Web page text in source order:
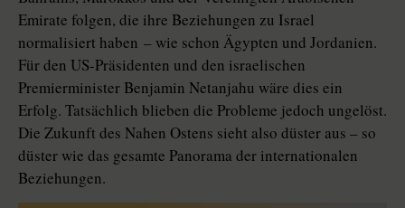
Emirate folgen, die ihre Beziehungen zu Israel
normalisiert haben – wie schon Ägypten und Jordanien.
Für den US-Präsidenten und den israelischen
Premierminister Benjamin Netanjahu wäre dies ein
Erfolg. Tatsächlich blieben die Probleme jedoch ungelöst.
Die Zukunft des Nahen Ostens sieht also düster aus – so
düster wie das gesamte Panorama der internationalen
Beziehungen.